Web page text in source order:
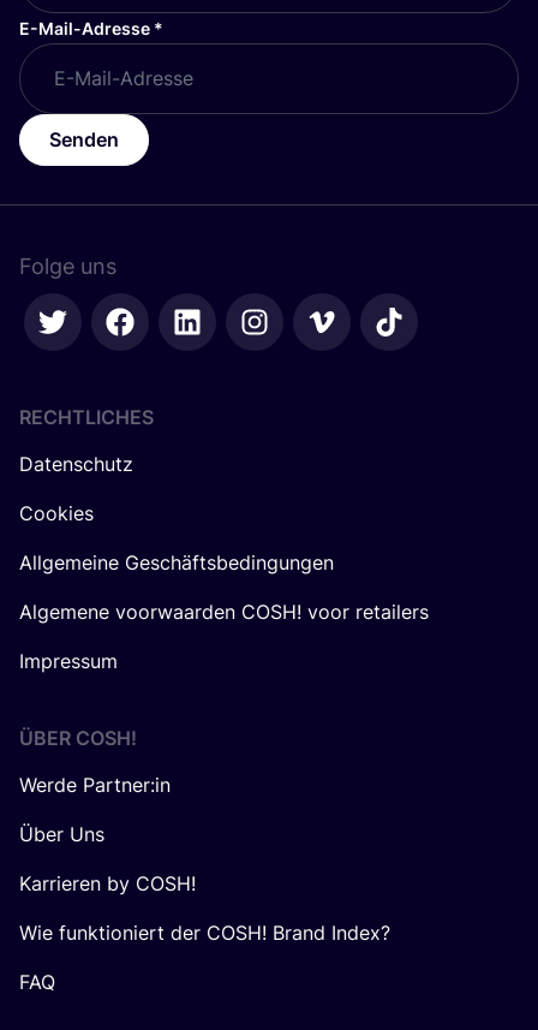
E-Mail-Adresse *
Senden
Folge uns
RECHTLICHES
Datenschutz
Cookies
Allgemeine Geschäftsbedingungen
Algemene voorwaarden COSH! voor retailers
Impressum
ÜBER COSH!
Werde Partner:in
Über Uns
Karrieren by COSH!
Wie funktioniert der COSH! Brand Index?
FAQ